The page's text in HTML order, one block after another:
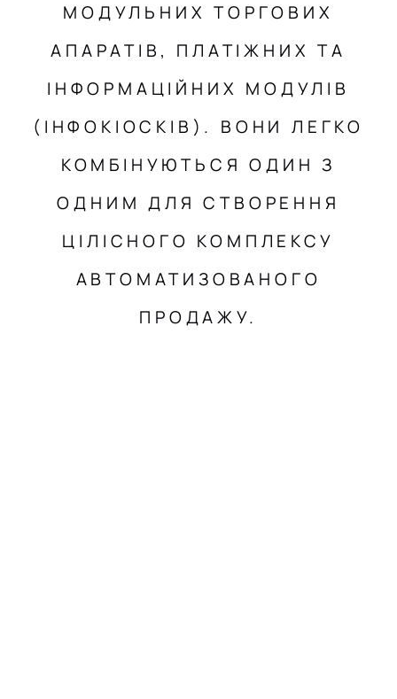
МОДУЛЬНИХ ТОРГОВИХ
АПАРАТІВ, ПЛАТІЖНИХ ТА
ІНФОРМАЦІЙНИХ МОДУЛІВ
(ІНФОКІОСКІВ). ВОНИ ЛЕГКО
КОМБІНУЮТЬСЯ ОДИН З
ОДНИМ ДЛЯ СТВОРЕННЯ
ЦІЛІСНОГО КОМПЛЕКСУ
АВТОМАТИЗОВАНОГО
ПРОДАЖУ.